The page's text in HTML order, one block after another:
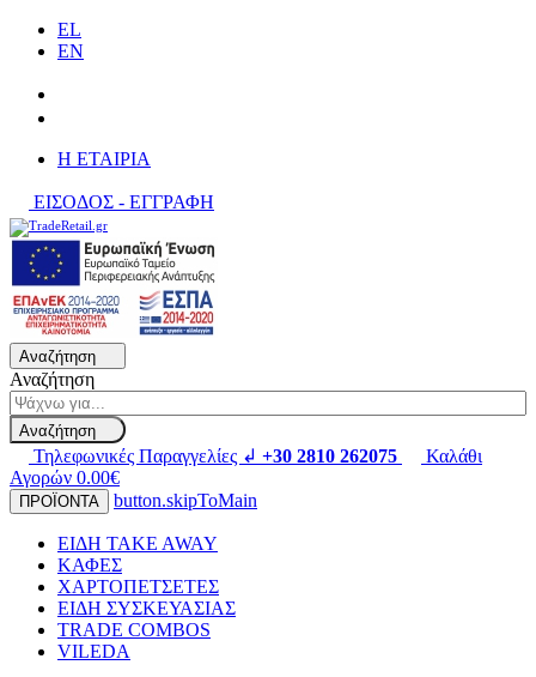
EL
EN
H ΕΤΑΙΡΙΑ
ΕΙΣΟΔΟΣ - ΕΓΓΡΑΦΗ
Αναζήτηση
Αναζήτηση
Αναζήτηση
Τηλεφωνικές Παραγγελίες ↲ +30 2810 262075
Καλάθι
Αγορών 0.00€
ΠΡΟΪΟΝΤΑ button.skipToMain
ΕΙΔΗ TAKE AWAY
ΚΑΦΕΣ
ΧΑΡΤΟΠΕΤΣΕΤΕΣ
ΕΙΔΗ ΣΥΣΚΕΥΑΣΙΑΣ
TRADE COMBOS
VILEDA